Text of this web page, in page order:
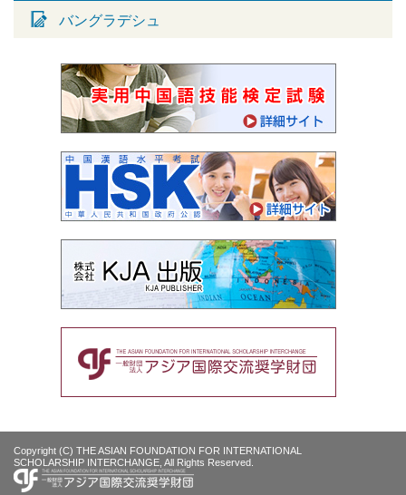
バングラデシュ
Copyright (C) THE ASIAN FOUNDATION FOR INTERNATIONAL
SCHOLARSHIP INTERCHANGE, All Rights Reserved.